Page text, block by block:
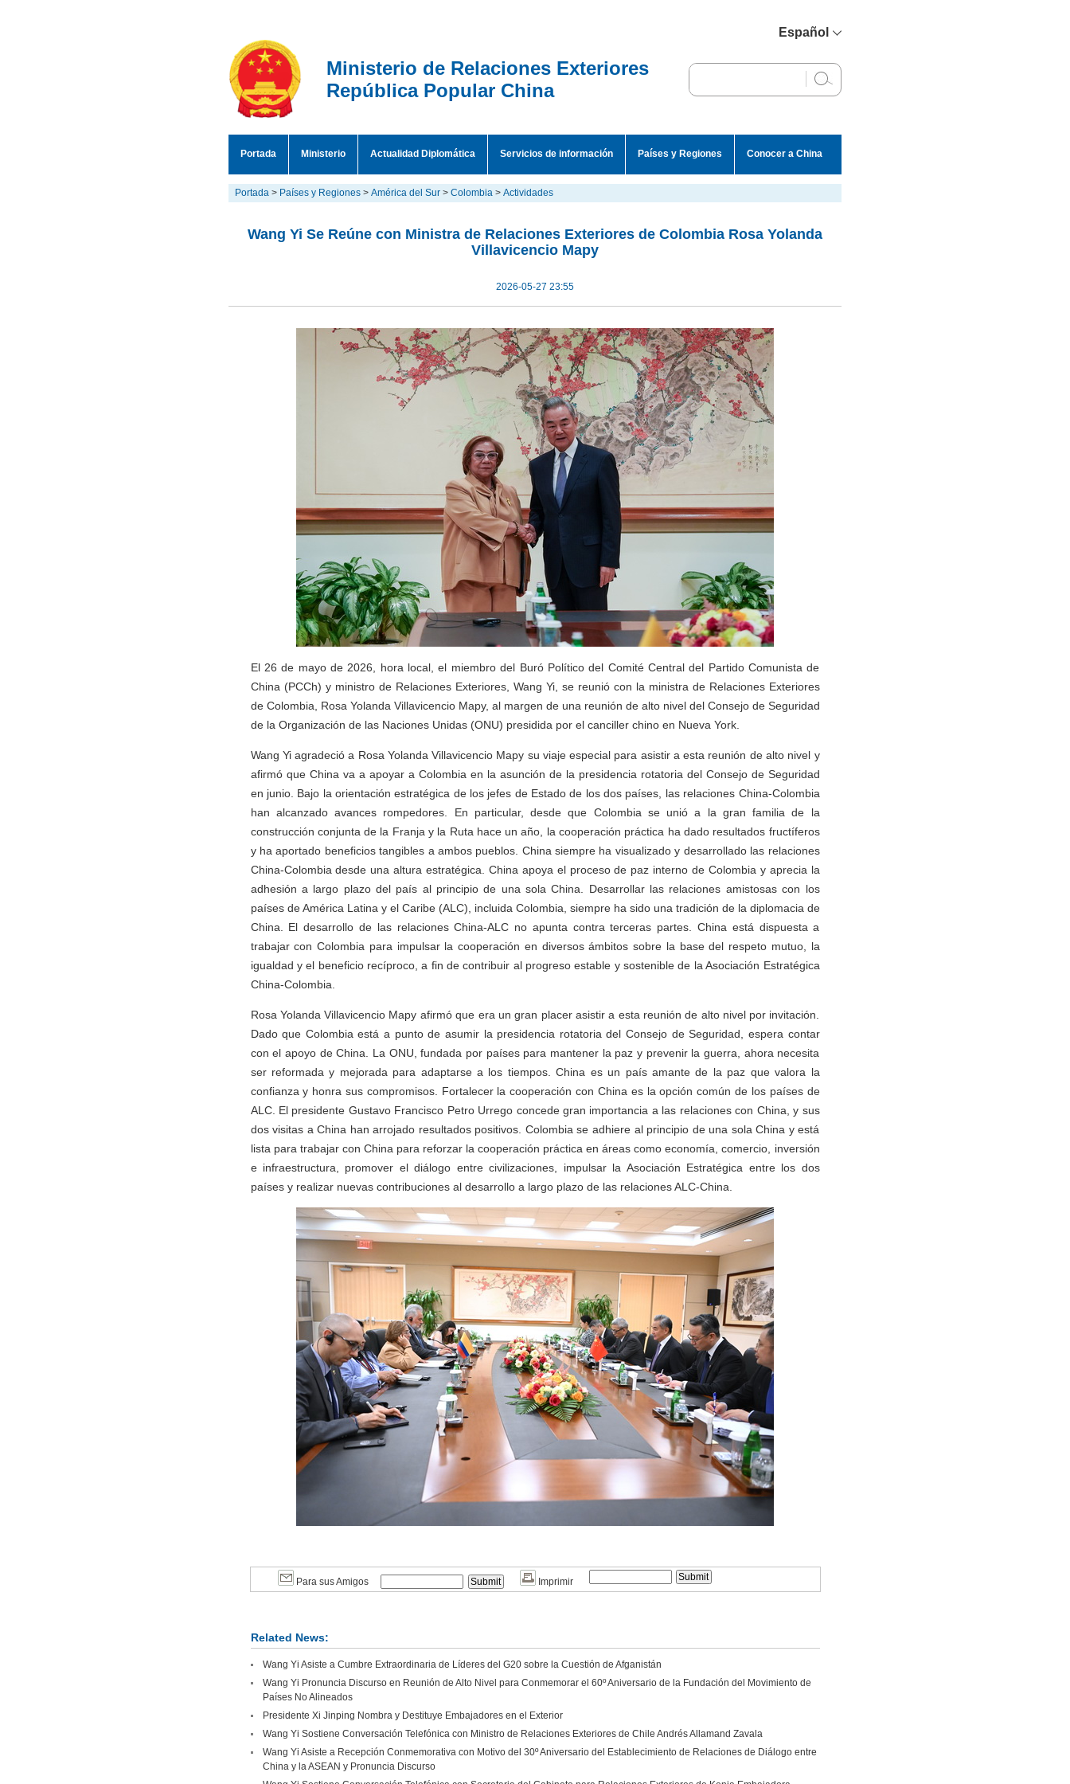
Español
English
Ministerio de Relaciones Exteriores
República Popular China
Portada Ministerio Actualidad Diplomática Servicios de información Países y Regiones Conocer a China
Portada > Países y Regiones > América del Sur > Colombia > Actividades
Wang Yi Se Reúne con Ministra de Relaciones Exteriores de Colombia Rosa Yolanda
Villavicencio Mapy
2026-05-27 23:55
El 26 de mayo de 2026, hora local, el miembro del Buró Político del Comité Central del Partido Comunista de
China (PCCh) y ministro de Relaciones Exteriores, Wang Yi, se reunió con la ministra de Relaciones Exteriores
de Colombia, Rosa Yolanda Villavicencio Mapy, al margen de una reunión de alto nivel del Consejo de Seguridad
de la Organización de las Naciones Unidas (ONU) presidida por el canciller chino en Nueva York.
Wang Yi agradeció a Rosa Yolanda Villavicencio Mapy su viaje especial para asistir a esta reunión de alto nivel y
afirmó que China va a apoyar a Colombia en la asunción de la presidencia rotatoria del Consejo de Seguridad
en junio. Bajo la orientación estratégica de los jefes de Estado de los dos países, las relaciones China-Colombia
han alcanzado avances rompedores. En particular, desde que Colombia se unió a la gran familia de la
construcción conjunta de la Franja y la Ruta hace un año, la cooperación práctica ha dado resultados fructíferos
y ha aportado beneficios tangibles a ambos pueblos. China siempre ha visualizado y desarrollado las relaciones
China-Colombia desde una altura estratégica. China apoya el proceso de paz interno de Colombia y aprecia la
adhesión a largo plazo del país al principio de una sola China. Desarrollar las relaciones amistosas con los
países de América Latina y el Caribe (ALC), incluida Colombia, siempre ha sido una tradición de la diplomacia de
China. El desarrollo de las relaciones China-ALC no apunta contra terceras partes. China está dispuesta a
trabajar con Colombia para impulsar la cooperación en diversos ámbitos sobre la base del respeto mutuo, la
igualdad y el beneficio recíproco, a fin de contribuir al progreso estable y sostenible de la Asociación Estratégica
China-Colombia.
Rosa Yolanda Villavicencio Mapy afirmó que era un gran placer asistir a esta reunión de alto nivel por invitación.
Dado que Colombia está a punto de asumir la presidencia rotatoria del Consejo de Seguridad, espera contar
con el apoyo de China. La ONU, fundada por países para mantener la paz y prevenir la guerra, ahora necesita
ser reformada y mejorada para adaptarse a los tiempos. China es un país amante de la paz que valora la
confianza y honra sus compromisos. Fortalecer la cooperación con China es la opción común de los países de
ALC. El presidente Gustavo Francisco Petro Urrego concede gran importancia a las relaciones con China, y sus
dos visitas a China han arrojado resultados positivos. Colombia se adhiere al principio de una sola China y está
lista para trabajar con China para reforzar la cooperación práctica en áreas como economía, comercio, inversión
e infraestructura, promover el diálogo entre civilizaciones, impulsar la Asociación Estratégica entre los dos
países y realizar nuevas contribuciones al desarrollo a largo plazo de las relaciones ALC-China.
Para sus Amigos Imprimir
Related News:
Wang Yi Asiste a Cumbre Extraordinaria de Líderes del G20 sobre la Cuestión de Afganistán
Wang Yi Pronuncia Discurso en Reunión de Alto Nivel para Conmemorar el 60º Aniversario de la Fundación del Movimiento de
Países No Alineados
Presidente Xi Jinping Nombra y Destituye Embajadores en el Exterior
Wang Yi Sostiene Conversación Telefónica con Ministro de Relaciones Exteriores de Chile Andrés Allamand Zavala
Wang Yi Asiste a Recepción Conmemorativa con Motivo del 30º Aniversario del Establecimiento de Relaciones de Diálogo entre
China y la ASEAN y Pronuncia Discurso